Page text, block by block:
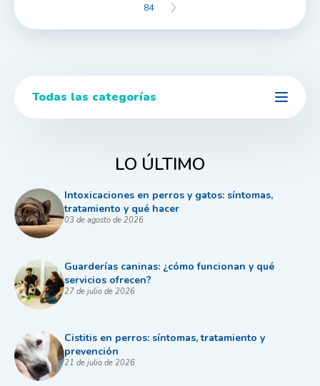
84
Todas las categorías
LO ÚLTIMO
Intoxicaciones en perros y gatos: síntomas,
tratamiento y qué hacer
03 de agosto de 2026
Guarderías caninas: ¿cómo funcionan y qué
servicios ofrecen?
27 de julio de 2026
Cistitis en perros: síntomas, tratamiento y
prevención
21 de julio de 2026